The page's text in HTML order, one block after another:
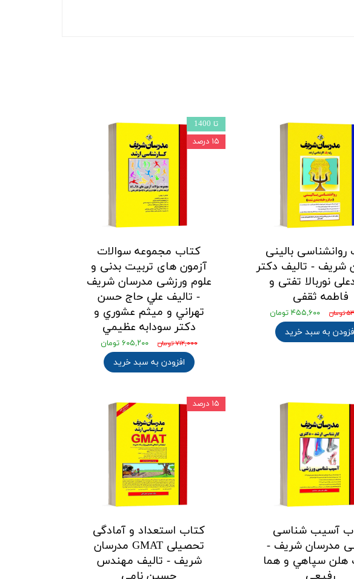
بالینی
شریف - تالیف دکتر
نوربالا تفتی و
فاطمه ثقفی
۴۵۵,۶۰۰ تومان
به سبد خرید
کتاب مجموعه سوالات
آزمون های تربیت بدنی و
علوم ورزشی مدرسان شریف
- تالیف علي حاج حسن
تهراني و ميثم عشوري و
دكتر سودابه عظيمي
۷۱۲,۰۰۰ تومان ۶۰۵,۲۰۰ تومان
افزودن به سبد خرید
تا 1400
۱۵ درصد
آسیب شناسی
مدرسان شریف -
هلن سپاهي و هما
کتاب استعداد و آمادگی
تحصیلی GMAT مدرسان
شریف - تالیف مهندس
۱۵ درصد